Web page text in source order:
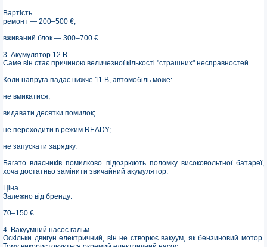
Вартість
ремонт — 200–500 €;
вживаний блок — 300–700 €.
3. Акумулятор 12 В
Саме він стає причиною величезної кількості "страшних" несправностей.
Коли напруга падає нижче 11 В, автомобіль може:
не вмикатися;
видавати десятки помилок;
не переходити в режим READY;
не запускати зарядку.
Багато власників помилково підозрюють поломку високовольтної батареї,
хоча достатньо замінити звичайний акумулятор.
Ціна
Залежно від бренду:
70–150 €
4. Вакуумний насос гальм
Оскільки двигун електричний, він не створює вакуум, як бензиновий мотор.